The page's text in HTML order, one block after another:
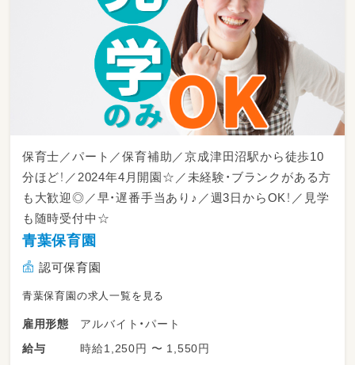
保育士／パート／保育補助／京成津田沼駅から徒歩10
分ほど！／2024年4月開園☆／未経験・ブランクがある方
も大歓迎◎／早・遅番手当あり♪／週3日からOK！／見学
も随時受付中☆
青葉保育園
認可保育園
青葉保育園の求人一覧を見る
雇用形態
アルバイト・パート
給与
時給1,250円 〜 1,550円